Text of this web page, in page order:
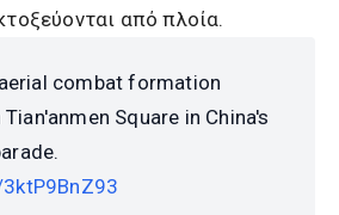
από πλοία.
combat formation
Square in China's